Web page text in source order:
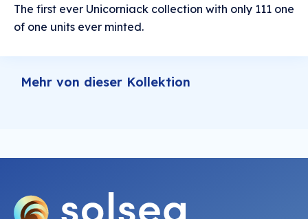
The first ever Unicorniack collection with only 111 one
of one units ever minted.
Mehr von dieser Kollektion